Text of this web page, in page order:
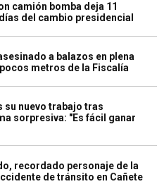
camión bomba deja 11
del cambio presidencial
a balazos en plena
metros de la Fiscalía
su nuevo trabajo tras
sorpresiva: "Es fácil ganar
recordado personaje de la
de tránsito en Cañete